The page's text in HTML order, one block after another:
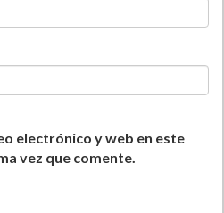
electrónico y web en este
vez que comente.